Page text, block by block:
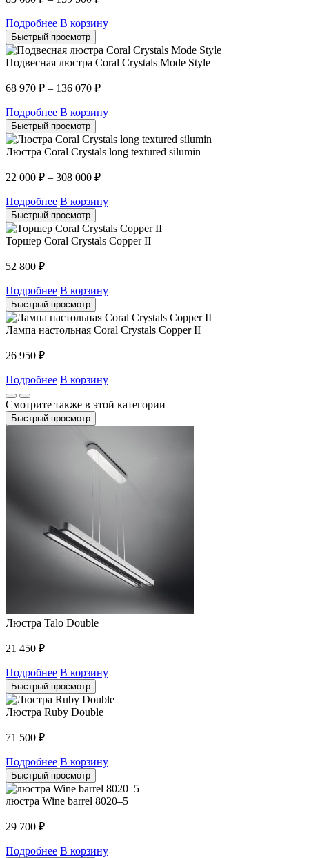
Подробнее В корзину
Быстрый просмотр
Подвесная люстра Coral Crystals Mode Style
68 970 ₽ – 136 070 ₽
Подробнее В корзину
Быстрый просмотр
Люстра Coral Crystals long textured silumin
22 000 ₽ – 308 000 ₽
Подробнее В корзину
Быстрый просмотр
Торшер Coral Crystals Copper II
52 800 ₽
Подробнее В корзину
Быстрый просмотр
Лампа настольная Coral Crystals Copper II
26 950 ₽
Подробнее В корзину
Смотрите также в этой категории
Быстрый просмотр
Люстра Talo Double
21 450 ₽
Подробнее В корзину
Быстрый просмотр
Люстра Ruby Double
71 500 ₽
Подробнее В корзину
Быстрый просмотр
люстра Wine barrel 8020–5
29 700 ₽
Подробнее В корзину